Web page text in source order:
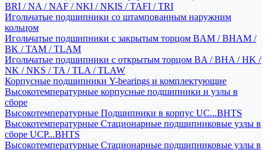
BRI / NA / NAF / NKI / NKIS / TAFI / TRI
Игольчатые подшипники со штампованным наружним
кольцом
Игольчатые подшипники с закрытым торцом BAM / BHAM /
BK / TAM / TLAM
Игольчатые подшипники с открытым торцом BA / BHA / HK /
NK / NKS / TA / TLA / TLAW
Корпусные подшипники Y-bearings и комплектующие
Высокотемпературные корпусные подшипники и узлы в
сборе
Высокотемпературные Подшипники в корпус UC...BHTS
Высокотемпературные Стационарные подшипниковые узлы в
сборе UCP...BHTS
Высокотемпературные Стационарные подшипниковые узлы в